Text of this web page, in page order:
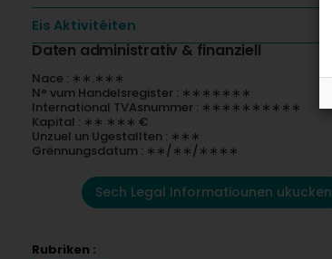
Eis Aktivitéiten
Daten administrativ & finanziell
Nace : ∗∗.∗∗∗
N° vum Handelsregister : ∗∗∗∗∗∗∗
International TVAsnummer : ∗∗∗∗∗∗∗∗∗∗
Kapital : ∗∗ ∗∗∗ €
Unzuel un Ugestallten : ∗∗∗
Grënnungsdatum : ∗∗/∗∗/∗∗∗∗
Sech Legal Informatiounen ukucken
Rubriken :